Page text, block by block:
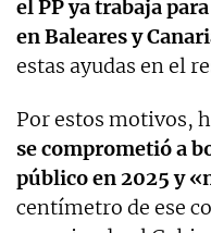
el PP ya trabaja
en Baleares y
estas ayudas en el
Por estos motivos,
se comprometió a
público en 2025 y
centímetro de ese